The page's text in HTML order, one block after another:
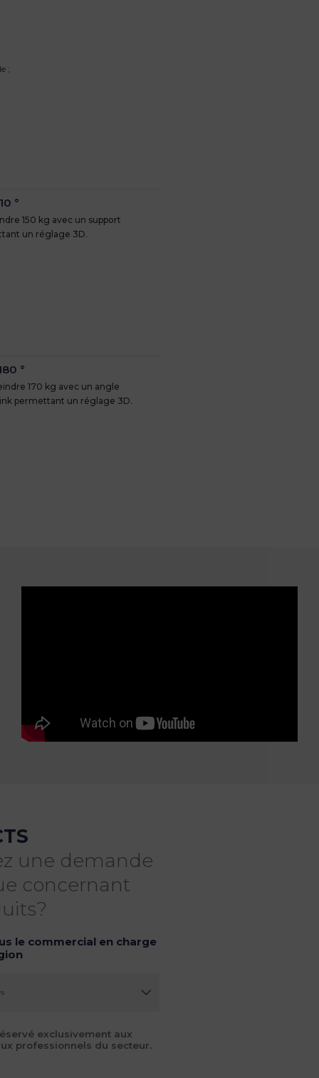
;
°
150 kg avec un support
un réglage 3D.
°
170 kg avec un angle
permettant un réglage 3D.
une demande
concernant
le commercial en charge
exclusivement aux
professionnels du secteur.